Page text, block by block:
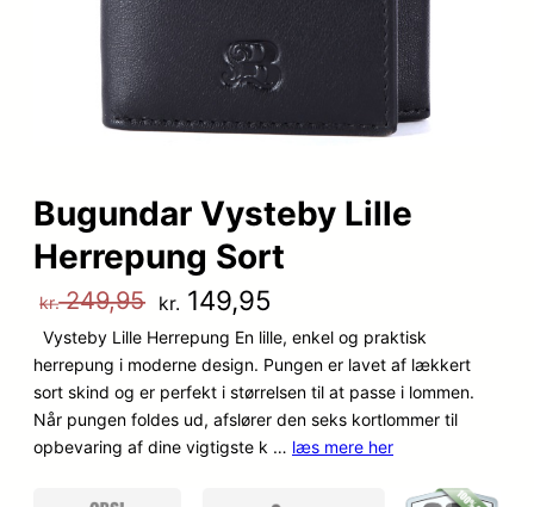
Bugundar Vysteby Lille
Herrepung Sort
kr.249,95 D
e
n
o
kr. 149,95
e
n
a
Vysteby Lille Herrepung En lille, enkel og praktisk
herrepung i moderne design. Pungen er lavet af lækkert
sort skind og er perfekt i størrelsen til at passe i lommen.
Når pungen foldes ud, afslører den seks kortlommer til
opbevaring af dine vigtigste k … læs mere her